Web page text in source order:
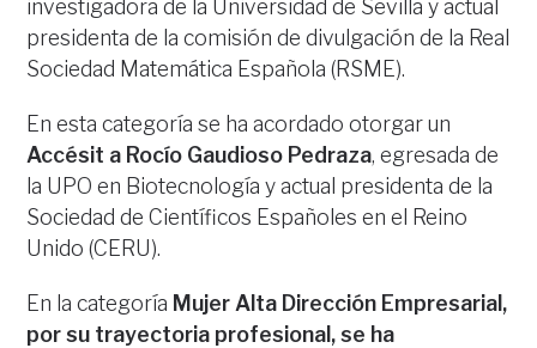
investigadora de la Universidad de Sevilla y actual
presidenta de la comisión de divulgación de la Real
Sociedad Matemática Española (RSME).
En esta categoría se ha acordado otorgar un
Accésit a Rocío Gaudioso Pedraza, egresada de
la UPO en Biotecnología y actual presidenta de la
Sociedad de Científicos Españoles en el Reino
Unido (CERU).
En la categoría Mujer Alta Dirección Empresarial,
por su trayectoria profesional, se ha